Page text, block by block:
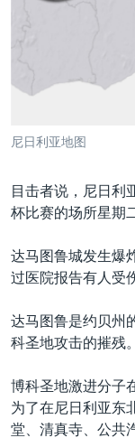
美洲
劳工
美中关系
美国之音专访
重要讲话与声明
台海两岸关系
南中国海争端
关注西藏
关注新疆
GEN Z 看美国
中文广播
关注我们
其他语言网站
尼日利亚地图
目击者说，尼日利
杯比赛的场所星期
达马图鲁城发生爆
过医院报告有人受
达马图鲁是约贝州
科圣地攻击的摧残。
博科圣地激进分子
为了在尼日利亚东
堂、清真寺、公共